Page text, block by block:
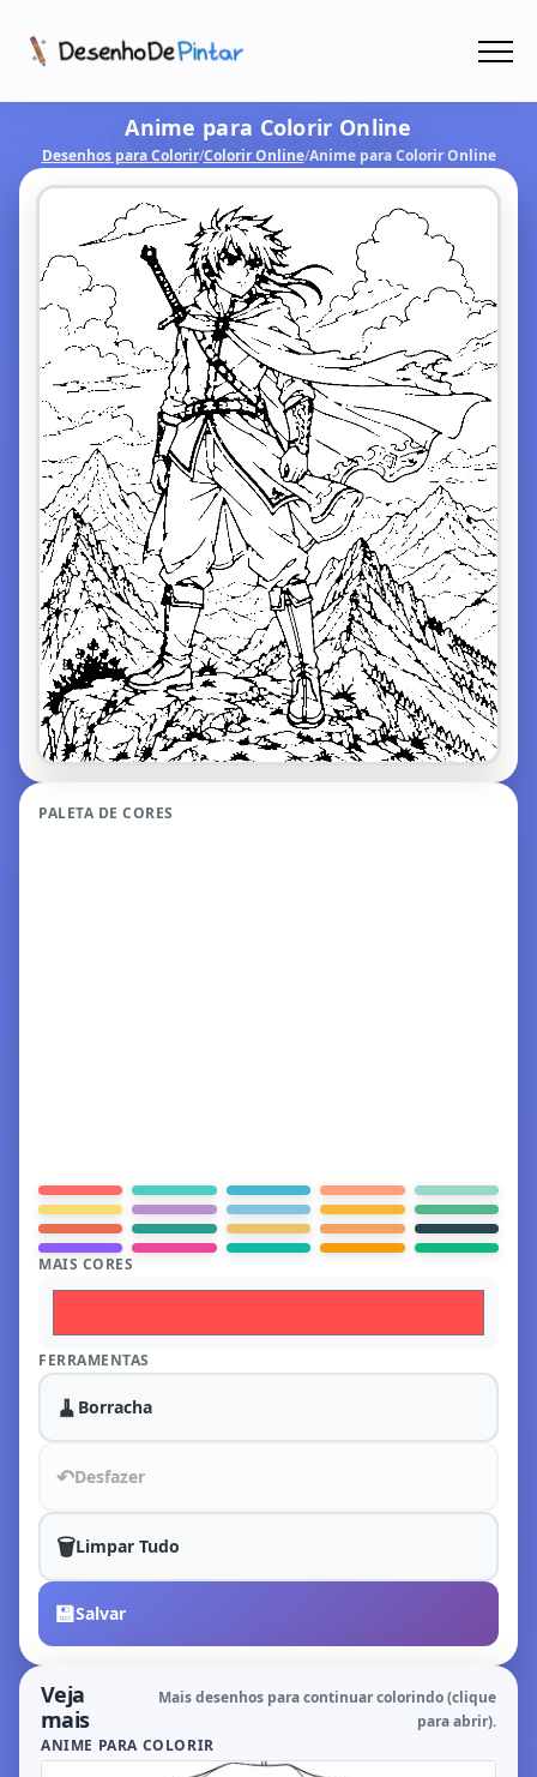
Coletâneas de Desenhos - PDF
Colorir Online
CRIAR COM IA!
Anime para Colorir Online
Desenhos para Colorir/Colorir Online/Anime para Colorir Online
PALETA DE CORES
MAIS CORES
FERRAMENTAS
🧹 Borracha
↶Desfazer
🗑️Limpar Tudo
💾Salvar
Veja
mais
Mais desenhos para continuar colorindo (clique
para abrir).
ANIME PARA COLORIR